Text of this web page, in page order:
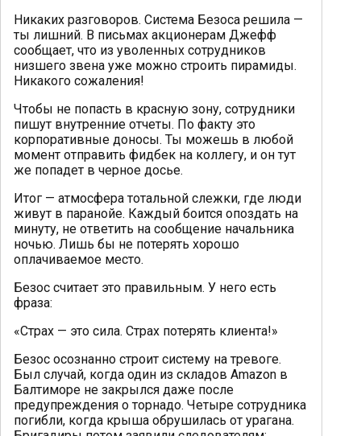
Никаких разговоров. Система Безоса решила —
ты лишний. В письмах акционерам Джефф
сообщает, что из уволенных сотрудников
низшего звена уже можно строить пирамиды.
Никакого сожаления!
Чтобы не попасть в красную зону, сотрудники
пишут внутренние отчеты. По факту это
корпоративные доносы. Ты можешь в любой
момент отправить фидбек на коллегу, и он тут
же попадет в черное досье.
Итог — атмосфера тотальной слежки, где люди
живут в паранойе. Каждый боится опоздать на
минуту, не ответить на сообщение начальника
ночью. Лишь бы не потерять хорошо
оплачиваемое место.
Безос считает это правильным. У него есть
фраза:
«Страх — это сила. Страх потерять клиента!»
Безос осознанно строит систему на тревоге.
Был случай, когда один из складов Amazon в
Балтиморе не закрылся даже после
предупреждения о торнадо. Четыре сотрудника
погибли, когда крыша обрушилась от урагана.